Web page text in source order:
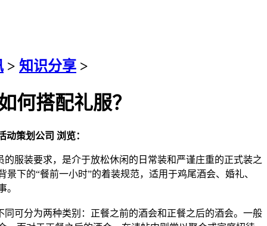
> 知识分享 >
何搭配礼服？
动策划公司 浏览：
装要求，是介于放松休闲的日常装和严谨庄重的正式装之
景下的“餐前一小时”的着装规范，适用于鸡尾酒会、婚礼、
。
分为两种类别：正餐之前的酒会和正餐之后的酒会。一般